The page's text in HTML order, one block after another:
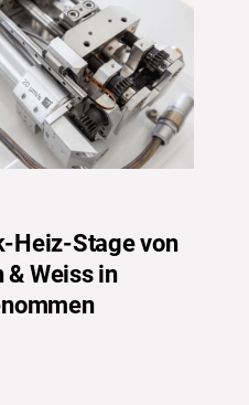
Heiz-Stage von
& Weiss in